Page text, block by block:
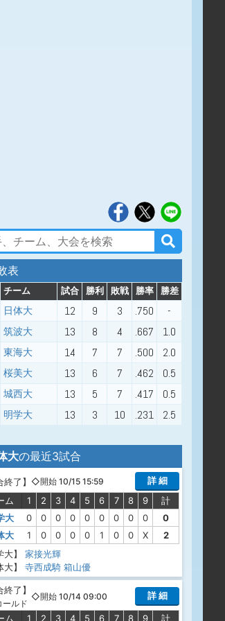
表
チーム 試合 勝利 敗戦 勝率 勝差
日体大 12 9 3 .750
-
筑波大 13 8 4 .667
1.0
東海大 14 7 7 .500
2.0
桜美大 13 6 7 .462
0.5
城西大 13 5 7 .417
0.5
明学大 13 3 10 .231 2.5
大の最近3試合
終了】 ◇開始 10/15 15:59
詳 細
ム
1 2 3 4 5 6 7 8 9
計
大
0 0 0 0 0 0 0 0 0
0
大
1 0 0 0 0 1 0 0 X
2
大】
家接光輝
大】
寺西成騎 箱山優
終了】
ールド
◇開始 10/14 09:00 詳 細
ム 1 2 3 4 5 6 7 8 9 計